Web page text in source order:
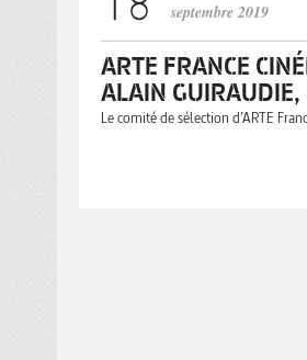
septembre 2019
ARTE FRANCE
ALAIN
Le comité de sélection d’ARTE